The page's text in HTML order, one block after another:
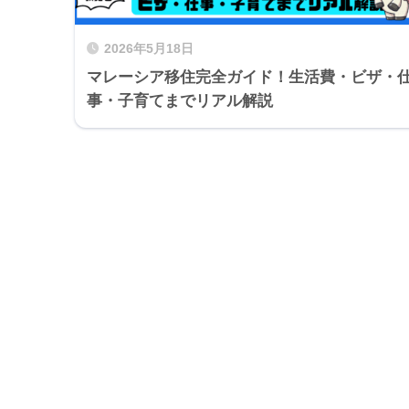
2026年5月18日
マレーシア移住完全ガイド！生活費・ビザ・
事・子育てまでリアル解説